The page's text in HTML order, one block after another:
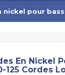
nickel pour
En Nickel
125 Cordes